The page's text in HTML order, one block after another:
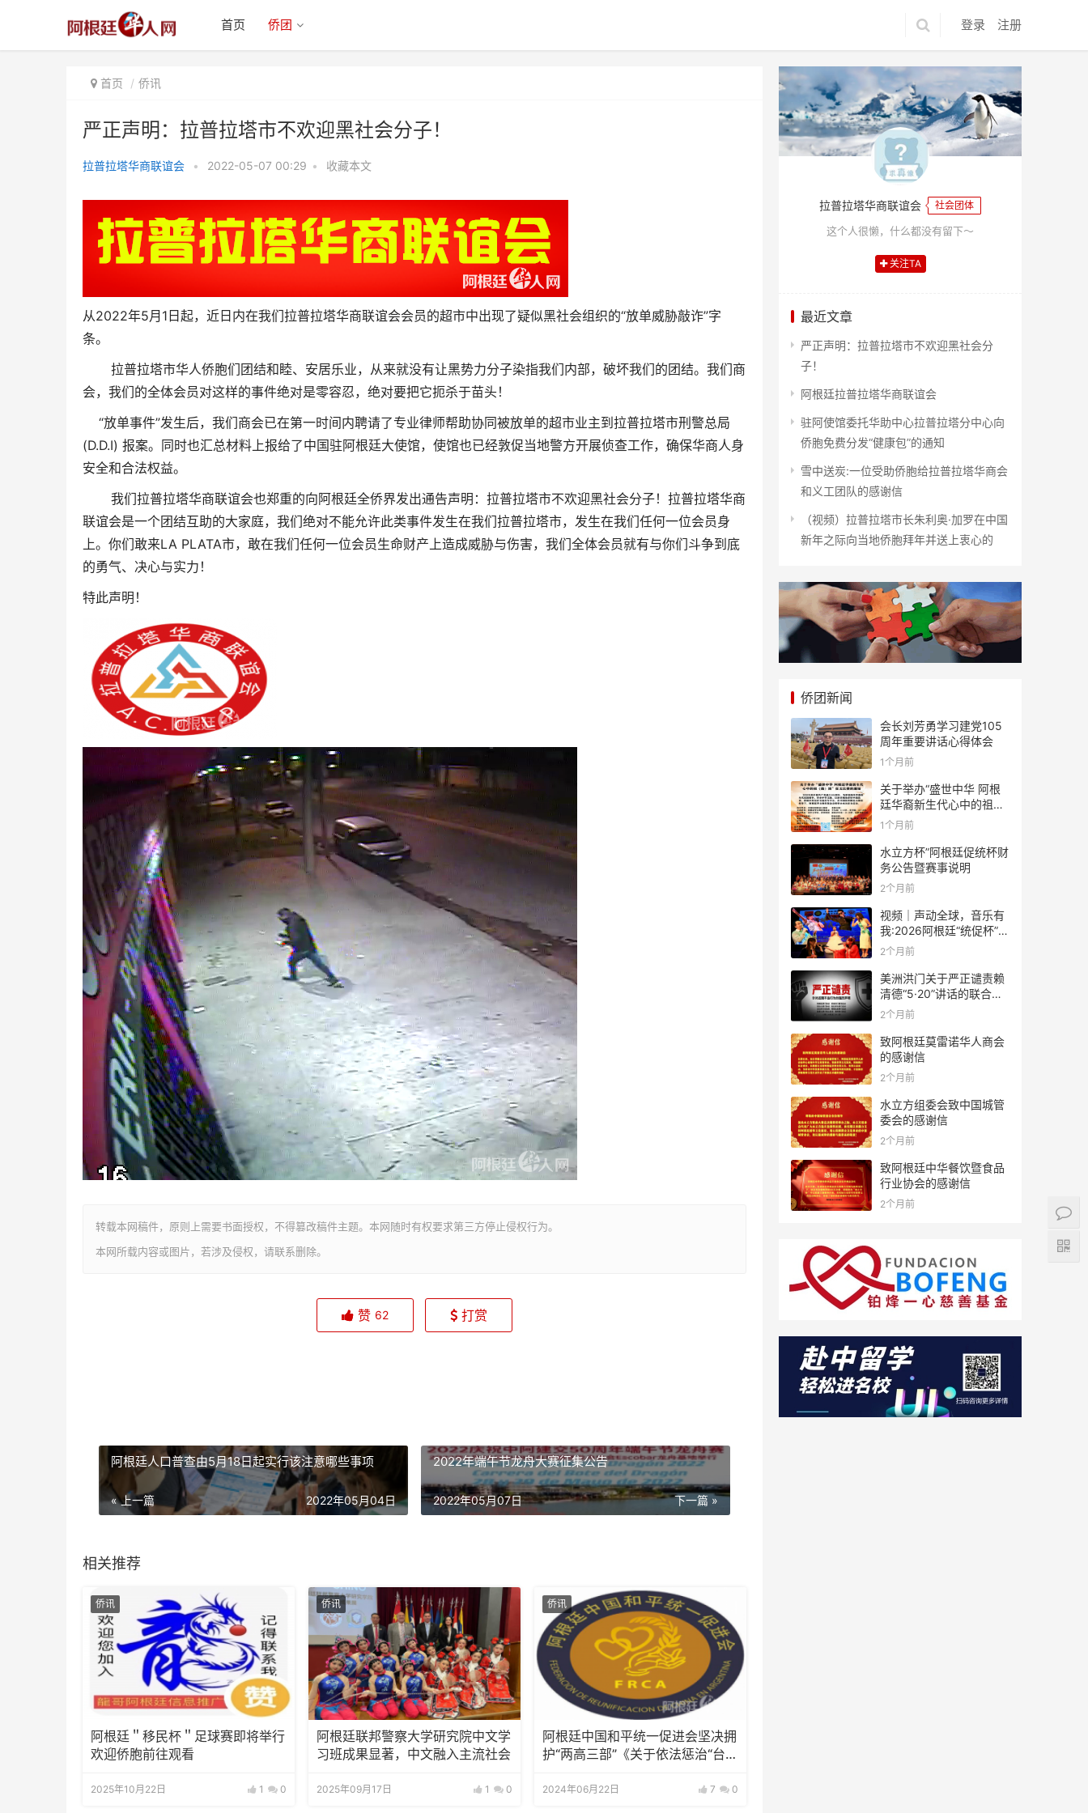
登录 注册
首页 侨团
首页 侨讯
严正声明：拉普拉塔市不欢迎黑社会分子！
拉普拉塔华商联谊会 • 2022-05-07 00:29 • 收藏本文
从2022年5月1日起，近日内在我们拉普拉塔华商联谊会会员的超市中出现了疑似黑社会组织的“放单威胁敲诈”字
条。
拉普拉塔市华人侨胞们团结和睦、安居乐业，从来就没有让黑势力分子染指我们内部，破坏我们的团结。我们商
会，我们的全体会员对这样的事件绝对是零容忍，绝对要把它扼杀于苗头！
“放单事件”发生后，我们商会已在第一时间内聘请了专业律师帮助协同被放单的超市业主到拉普拉塔市刑警总局
(D.D.I) 报案。同时也汇总材料上报给了中国驻阿根廷大使馆，使馆也已经敦促当地警方开展侦查工作，确保华商人身
安全和合法权益。
我们拉普拉塔华商联谊会也郑重的向阿根廷全侨界发出通告声明：拉普拉塔市不欢迎黑社会分子！拉普拉塔华商
联谊会是一个团结互助的大家庭，我们绝对不能允许此类事件发生在我们拉普拉塔市，发生在我们任何一位会员身
上。你们敢来LA PLATA市，敢在我们任何一位会员生命财产上造成威胁与伤害，我们全体会员就有与你们斗争到底
的勇气、决心与实力！
特此声明！
转载本网稿件，原则上需要书面授权，不得篡改稿件主题。本网随时有权要求第三方停止侵权行为。
本网所载内容或图片，若涉及侵权，请联系删除。
赞 62 打赏
阿根廷人口普查由5月18日起实行该注意哪些事项
« 上一篇 2022年05月04日
2022年端午节龙舟大赛征集公告
下一篇 »
2022年05月07日
相关推荐
侨讯
阿根廷＂移民杯＂足球赛即将举行
欢迎侨胞前往观看
2025年10月22日 1 0
侨讯
阿根廷联邦警察大学研究院中文学
习班成果显著，中文融入主流社会
2025年09月17日 1 0
侨讯
阿根廷中国和平统一促进会坚决拥
护“两高三部”《关于依法惩治“台
国家犯罪的意见》
2024年06月22日 7 0
拉普拉塔华商联谊会 社会团体
这个人很懒，什么都没有留下～
关注TA
最近文章
严正声明：拉普拉塔市不欢迎黑社会分
子！
阿根廷拉普拉塔华商联谊会
驻阿使馆委托华助中心拉普拉塔分中心向
侨胞免费分发“健康包”的通知
雪中送炭:一位受助侨胞给拉普拉塔华商会
和义工团队的感谢信
（视频）拉普拉塔市长朱利奥·加罗在中国
新年之际向当地侨胞拜年并送上衷心的
侨团新闻
会长刘芳勇学习建党105
周年重要讲话心得体会
1个月前
关于举办“盛世中华 阿根
廷华裔新生代心中的祖
(籍)国”征文比赛的通知
1个月前
水立方杯”阿根廷促统杯财
务公告暨赛事说明
2个月前
视频｜声动全球，音乐有
我:2026阿根廷“统促杯”水
立方中文歌曲大赛总决赛
2个月前
美洲洪门关于严正谴责赖
清德“5·20”讲话的联合声
明
2个月前
致阿根廷莫雷诺华人商会
的感谢信
2个月前
水立方组委会致中国城管
委会的感谢信
2个月前
致阿根廷中华餐饮暨食品
行业协会的感谢信
2个月前